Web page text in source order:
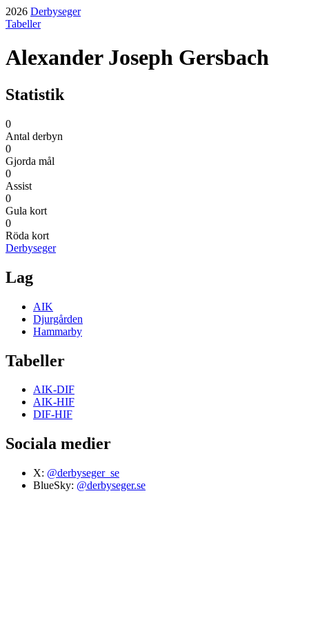
2026 Derbyseger
Tabeller
Alexander Joseph Gersbach
Statistik
0
Antal derbyn
0
Gjorda mål
0
Assist
0
Gula kort
0
Röda kort
Derbyseger
Lag
AIK
Djurgården
Hammarby
Tabeller
AIK-DIF
AIK-HIF
DIF-HIF
Sociala medier
X: @derbyseger_se
BlueSky: @derbyseger.se